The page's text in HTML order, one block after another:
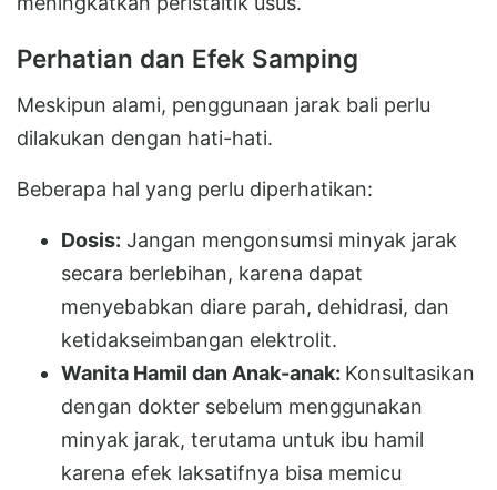
Perhatian dan Efek Samping
Meskipun alami, penggunaan jarak bali perlu
dilakukan dengan hati-hati.
Beberapa hal yang perlu diperhatikan:
Dosis: Jangan mengonsumsi minyak jarak
secara berlebihan, karena dapat
menyebabkan diare parah, dehidrasi, dan
ketidakseimbangan elektrolit.
Wanita Hamil dan Anak-anak: Konsultasikan
dengan dokter sebelum menggunakan
minyak jarak, terutama untuk ibu hamil
karena efek laksatifnya bisa memicu